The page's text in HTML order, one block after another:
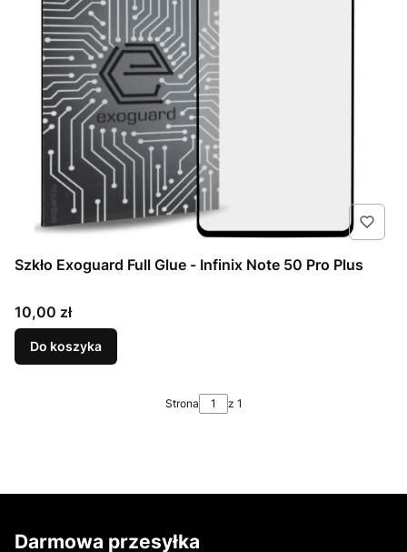
Szkło Exoguard Full Glue - Infinix Note 50 Pro Plus
Cena
10,00 zł
Do koszyka
Strona z 1
Darmowa przesyłka